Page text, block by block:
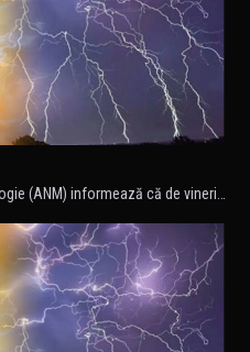
(ANM) informează că de vineri…